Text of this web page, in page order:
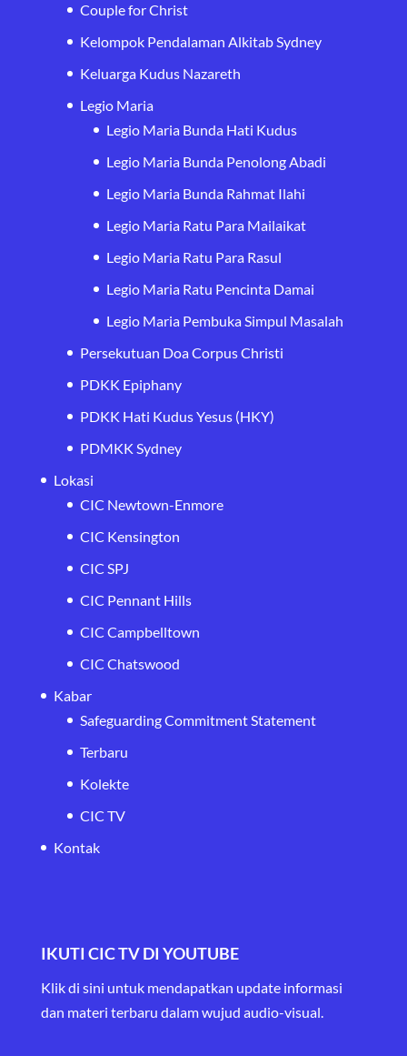
Couple for Christ
Kelompok Pendalaman Alkitab Sydney
Keluarga Kudus Nazareth
Legio Maria
Legio Maria Bunda Hati Kudus
Legio Maria Bunda Penolong Abadi
Legio Maria Bunda Rahmat Ilahi
Legio Maria Ratu Para Mailaikat
Legio Maria Ratu Para Rasul
Legio Maria Ratu Pencinta Damai
Legio Maria Pembuka Simpul Masalah
Persekutuan Doa Corpus Christi
PDKK Epiphany
PDKK Hati Kudus Yesus (HKY)
PDMKK Sydney
Lokasi
CIC Newtown-Enmore
CIC Kensington
CIC SPJ
CIC Pennant Hills
CIC Campbelltown
CIC Chatswood
Kabar
Safeguarding Commitment Statement
Terbaru
Kolekte
CIC TV
Kontak
IKUTI CIC TV DI YOUTUBE
Klik di sini untuk mendapatkan update informasi
dan materi terbaru dalam wujud audio-visual.